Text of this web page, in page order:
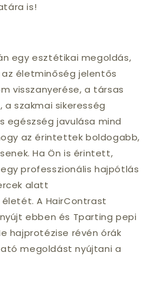
is!
egy esztétikai megoldás,
életminőség jelentős
visszanyerése, a társas
szakmai sikeresség
egészség javulása mind
az érintettek boldogabb,
Ha Ön is érintett,
professzionális hajpótlás
alatt
A HairContrast
ebben és Tparting pepi
hajprotézise révén órák
megoldást nyújtani a